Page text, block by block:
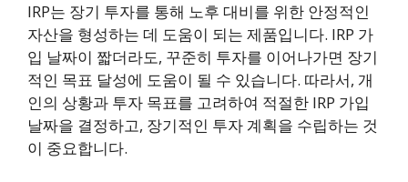
IRP는 장기 투자를 통해 노후 대비를 위한 안정적인
자산을 형성하는 데 도움이 되는 제품입니다. IRP 가
입 날짜이 짧더라도, 꾸준히 투자를 이어나가면 장기
적인 목표 달성에 도움이 될 수 있습니다. 따라서, 개
인의 상황과 투자 목표를 고려하여 적절한 IRP 가입
날짜을 결정하고, 장기적인 투자 계획을 수립하는 것
이 중요합니다.